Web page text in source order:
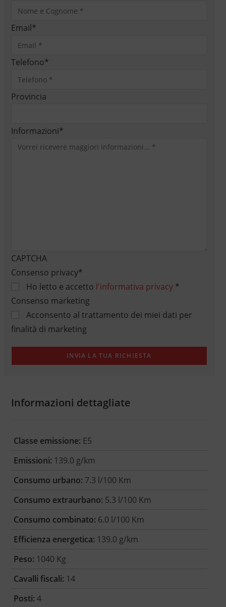
Email*
Telefono*
Provincia
Informazioni*
CAPTCHA
Consenso privacy*
Ho letto e accetto l'informativa privacy*
Consenso marketing
Acconsento al trattamento dei miei dati per
finalità di marketing
Informazioni dettagliate
Classe emissione: E5
Emissioni: 139.0 g/km
Consumo urbano: 7.3 l/100 Km
Consumo extraurbano: 5.3 l/100 Km
Consumo combinato: 6.0 l/100 Km
Efficienza energetica: 139.0 g/km
Peso: 1040 Kg
Cavalli fiscali: 14
Posti: 4